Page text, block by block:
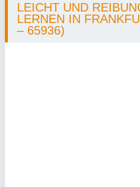
LEICHT UND
LERNEN IN
– 65936)